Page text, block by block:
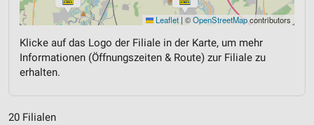
Leaflet | ©OpenStreetMapcontributors
Klicke auf das Logo der Filiale in der Karte, um mehr
Informationen (Öffnungszeiten & Route) zur Filiale zu
erhalten.
20 Filialen